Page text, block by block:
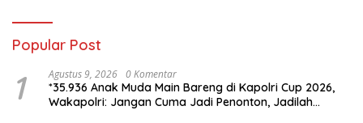
Popular Post
1 Agustus 9, 2026 0 Komentar
*35.936 Anak Muda Main Bareng di Kapolri Cup 2026,
Wakapolri: Jangan Cuma Jadi Penonton, Jadilah